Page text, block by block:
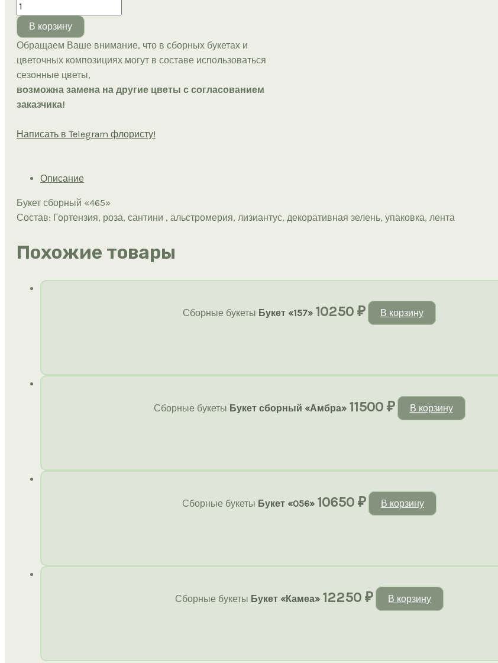
В корзину
Обращаем Ваше внимание, что в сборных букетах и
цветочных композициях могут в составе использоваться
сезонные цветы,
возможна замена на другие цветы с согласованием
заказчика!
Написать в Telegram флористу!
Описание
Букет сборный «465»
Состав: Гортензия, роза, сантини , альстромерия, лизиантус, декоративная зелень, упаковка, лента
Похожие товары
Сборные букеты Букет «157» 10250 ₽ В корзину
Сборные букеты Букет сборный «Амбра» 11500 ₽ В корзину
Сборные букеты Букет «056» 10650 ₽ В корзину
Сборные букеты Букет «Камеа» 12250 ₽ В корзину